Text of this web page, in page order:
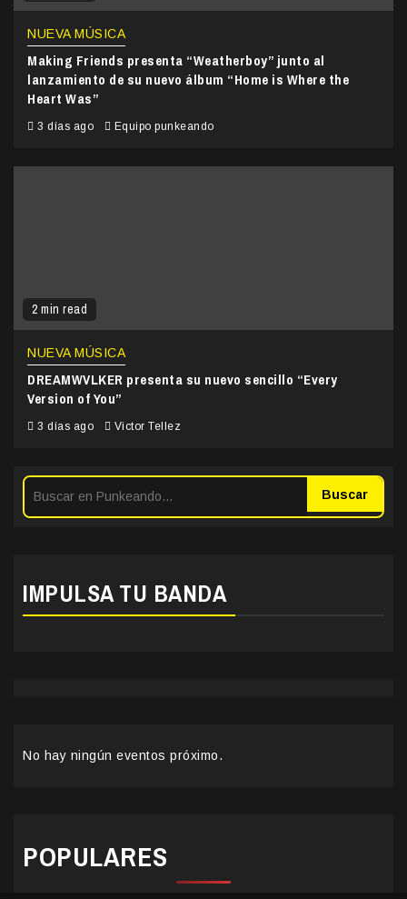
NUEVA MÚSICA
Making Friends presenta “Weatherboy” junto al
lanzamiento de su nuevo álbum “Home is Where the
Heart Was”
3 días ago Equipo punkeando
2 min read
NUEVA MÚSICA
DREAMWVLKER presenta su nuevo sencillo “Every
Version of You”
3 días ago Victor Tellez
Buscar
IMPULSA TU BANDA
No hay ningún eventos próximo.
POPULARES